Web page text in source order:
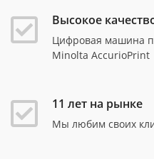
Высокое
Цифровая машина
Minolta AccurioPrint
11 лет на рынке
Мы любим своих